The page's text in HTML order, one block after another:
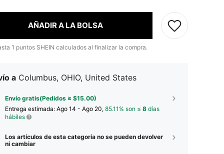
AÑADIR A LA BOLSA
1 puntos SHEIN calculados al finalizar la compra.
a Columbus, OHIO, United States
Envío gratis(Pedidos ≥ $15.00)
Entrega estimada: Ago 14 - Ago 20, 85.11% son ≤ 8 días
hábiles
Los artículos de esta categoría no se pueden devolver
ni cambiar